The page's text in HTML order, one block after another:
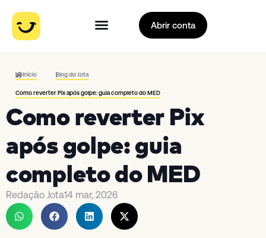
Abrir conta
Início Blog do Jota
Como reverter Pix após golpe: guia completo do MED
Como reverter Pix
após golpe: guia
completo do MED
Redação Jota14 mar, 2026